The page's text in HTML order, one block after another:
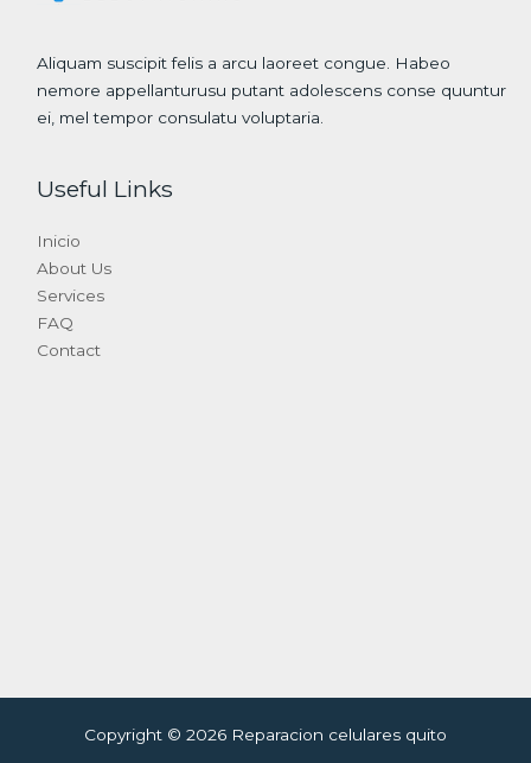
Aliquam suscipit felis a arcu laoreet congue. Habeo
nemore appellanturusu putant adolescens conse quuntur
ei, mel tempor consulatu voluptaria.
Useful Links
Inicio
About Us
Services
FAQ
Contact
Copyright © 2026 Reparacion celulares quito